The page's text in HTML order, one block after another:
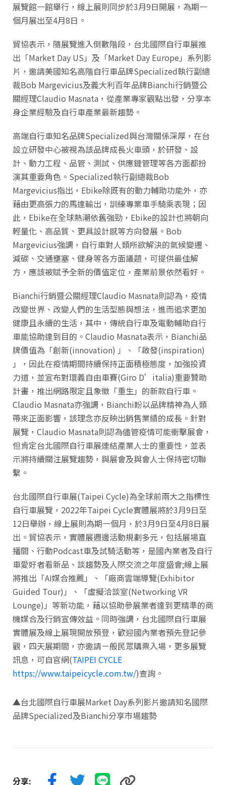
展覽館一館舉行，線上展則同步於3月9日開展，為期一
個月展出至4月8日。
貿協表示，隨展覽進入倒數階段，台北國際自行車展推
出「Market Day US」及「Market Day Europe」系列影
片，邀請美國知名高階自行車品牌Specialized執行副總
裁Bob Margevicius及義大利百年品牌Bianchi行銷暨公
關經理Claudio Masnata，從產業專家觀點出發，分享本
身企業經驗及自行車產業最新趨勢。
高端自行車知名品牌Specialized與台灣關係深厚，在台
設立研發中心被視為該品牌成長火車頭，於研發、設
計、動力工程、品管、測試、供應鏈管理等各方面都扮
演其重要角色。Specialized執行副總裁Bob
Margevicius指出，Ebike除既有的動力輔助功能外，亦
藉由更高張力的馬達輸出，訓練專業車手騎乘表現；因
此，Ebike在全球熱潮依舊強勁，Ebike的設計也將朝向
輕量化、高品質、更具設計感等方向發展。Bob
Margevicius強調，自行車對人類所欲解決的氣候變遷、
減碳、交通壅塞、健身等各方面議題，可提供最佳解
方，應該被賦予全新的價值定位，產業前景依然看好。
Bianchi行銷暨公關經理Claudio Masnata則認為，疫情
改變世界、改變人們的生活型態與想法，進而追求更加
健康且永續的生活，其中，傳統自行車及電動輔助自行
車能協助達到目的。Claudio Masnata表示，Bianchi品
牌價值為「創新(innovation) 」、「啟發(inspiration)
」，因此在疫情期間持續保持正面積極態度，加強投資
力道，並宣布對環義自由車賽(Giro D’italia)重要贊助
計畫，推出網路限定且象徵「重生」的新款自行車。
Claudio Masnata亦強調，Bianchi盼以品牌精神為人類
帶來正面影響，該理念亦反映出銷售業績的成長。針對
展覽，Claudio Masnata則認為儘管疫情可能衝擊展會，
但肯定台北國際自行車展連結產業人士的重要性，並表
示將持續關注展覽趨勢，與展會及與會人士保持密切聯
繫。
台北國際自行車展(Taipei Cycle)為全球前兩大之指標性
自行車展覽，2022年Taipei Cycle實體展將於3月9日至
12日舉辦，線上展則為期一個月，於3月9日至4月8日展
出。貿協表示，實體展週邊活動規劃多元，包括展場直
播間、行動Podcast車及試騎活動等，是國內業者及自行
車愛好者看新品、談趨勢及人際交流之年度盛會;線上展
將推出「AI媒合推薦」、「廠商雲端導覽(Exhibitor
Guided Tour)」、「虛擬洽談室(Networking VR
Lounge)」等新功能，藉以協助參展業者達到更精準的商
機媒合及行銷宣傳效益。同時強調，台北國際自行車展
實體展及線上展現開放預登，歡迎國內業者預先登記參
觀，四天展期間，亦邀請ㄧ般民眾購票入場，更多展覽
訊息，可自官網(TAIPEI CYCLE
https://www.taipeicycle.com.tw/)查詢。
▲台北國際自行車展Market Day系列影片邀請知名國際
品牌Specialized及Bianchi分享市場趨勢
分享: